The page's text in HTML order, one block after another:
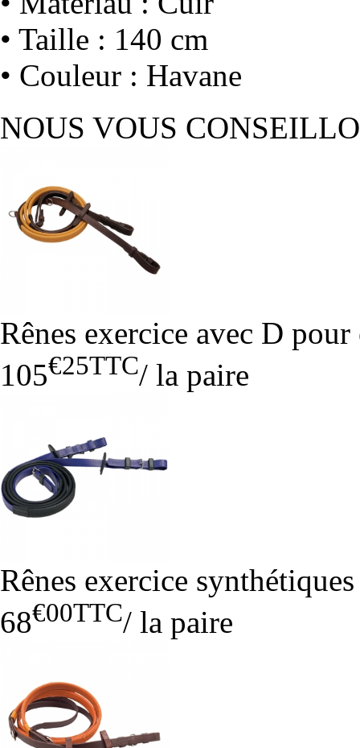
• Taille : 140 cm
• Couleur : Havane
NOUS VOUS
Rênes exercice avec D
105€25TTC/ la paire
Rênes exercice
68€00TTC/ la paire